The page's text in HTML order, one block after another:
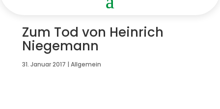
Zum Tod von Heinrich
Niegemann
31. Januar 2017 | Allgemein